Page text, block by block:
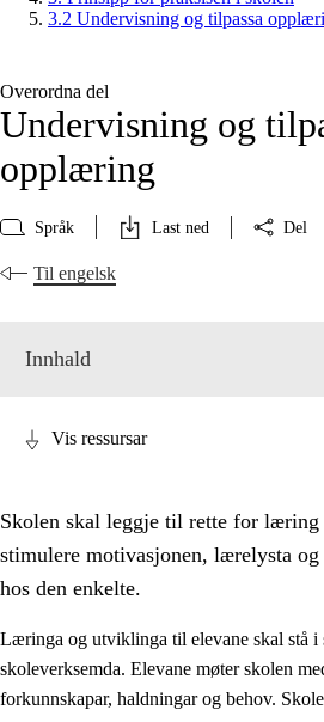
3.2 Undervisning og tilpassa
Overordna del
Undervisning og
opplæring
Språk Last ned Del
Til engelsk
Innhald
Vis ressursar
Skolen skal leggje til rette for læring
stimulere motivasjonen, lærelysta
hos den enkelte.
Læringa og utviklinga til elevane skal stå i
skoleverksemda. Elevane møter skolen
forkunnskapar, haldningar og behov.